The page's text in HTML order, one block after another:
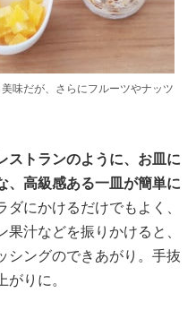
味だが、さらにフルーツやナッツ
ストランのように、お皿に
、高級感ある一皿が簡単に
にかけるだけでもよく、
汁などを振りかけると、
シングのできあがり。手抜
りに。